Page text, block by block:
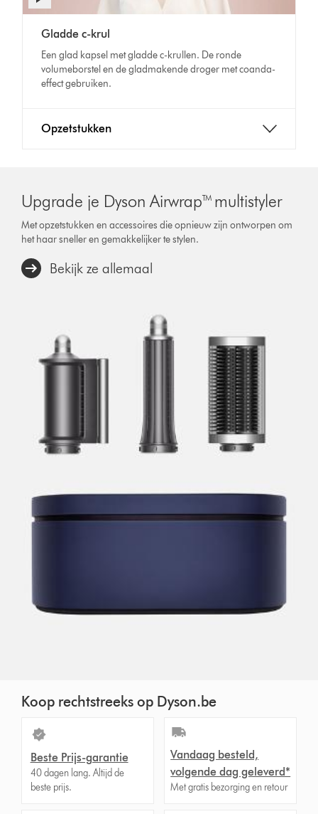
Transcript
openen
Gladde c-krul
Een glad kapsel met gladde c-krullen. De ronde
volumeborstel en de gladmakende droger met coanda-
effect gebruiken.
Opzetstukken
Upgrade je Dyson Airwrap™ multistyler
Met opzetstukken en accessoires die opnieuw zijn ontworpen om
het haar sneller en gemakkelijker te stylen.
Bekijk ze allemaal
Koop rechtstreeks op Dyson.be
Beste Prijs-garantie
40 dagen lang. Altijd de
beste prijs.
Vandaag besteld,
volgende dag geleverd*
Met gratis bezorging en retour